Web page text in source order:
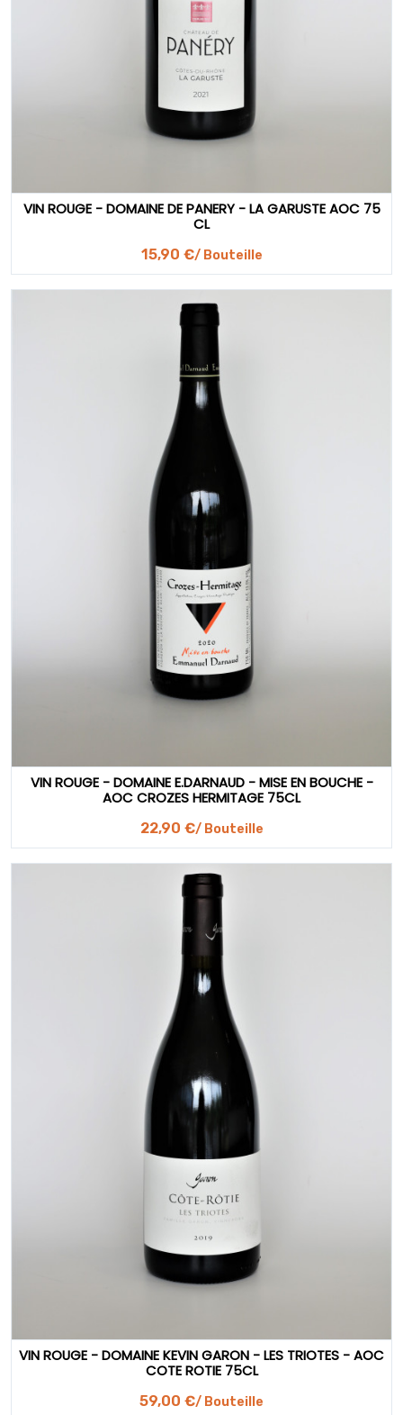
VIN ROUGE - DOMAINE DE PANERY - LA GARUSTE AOC 75
CL
15,90 €/ Bouteille
VIN ROUGE - DOMAINE E.DARNAUD - MISE EN BOUCHE -
AOC CROZES HERMITAGE 75CL
22,90 €/ Bouteille
VIN ROUGE - DOMAINE KEVIN GARON - LES TRIOTES - AOC
COTE ROTIE 75CL
59,00 €/ Bouteille